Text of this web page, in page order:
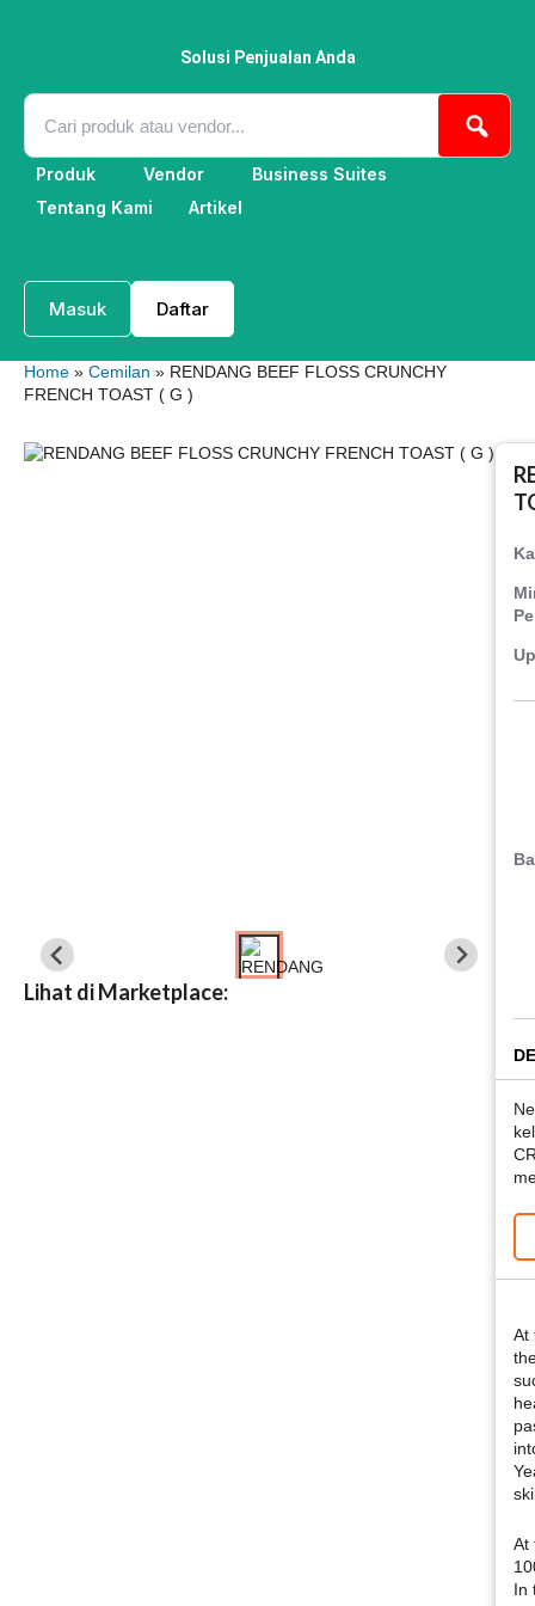
Solusi Penjualan Anda
Produk Vendor
Business Suites
Tentang Kami
Artikel
Masuk Daftar
Home » Cemilan » RENDANG BEEF FLOSS CRUNCHY
FRENCH TOAST ( G )
Lihat di Marketplace:
At
At
In